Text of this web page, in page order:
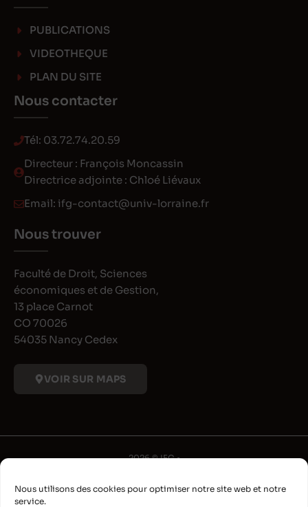
Nous utilisons des cookies pour optimiser notre site web et notre
service.
PUBLICATIONS
VIDEOTHEQUE
PLAN DU SITE
Nous contacter
Tél: 03.72.74.20.59
Directeur : François Moncassin
Directrice adjointe : Chloé Liévaux
Email: ifg-contact@univ-lorraine.fr
Nous trouver
Faculté de Droit, Sciences
économiques et de Gestion,
13 place Carnot
CO 70026
54035 Nancy Cedex
VOIR SUR MAPS
2026 © IFG •
•